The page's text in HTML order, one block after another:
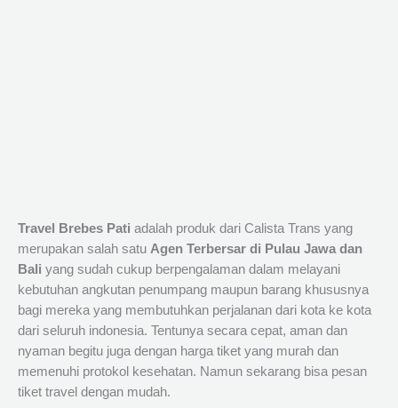
Travel Brebes Pati adalah produk dari Calista Trans yang
merupakan salah satu Agen Terbersar di Pulau Jawa dan
Bali yang sudah cukup berpengalaman dalam melayani
kebutuhan angkutan penumpang maupun barang khususnya
bagi mereka yang membutuhkan perjalanan dari kota ke kota
dari seluruh indonesia. Tentunya secara cepat, aman dan
nyaman begitu juga dengan harga tiket yang murah dan
memenuhi protokol kesehatan. Namun sekarang bisa pesan
tiket travel dengan mudah.